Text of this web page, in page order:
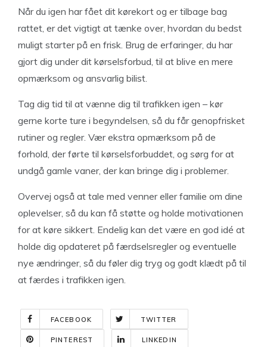
Når du igen har fået dit kørekort og er tilbage bag
rattet, er det vigtigt at tænke over, hvordan du bedst
muligt starter på en frisk. Brug de erfaringer, du har
gjort dig under dit kørselsforbud, til at blive en mere
opmærksom og ansvarlig bilist.
Tag dig tid til at vænne dig til trafikken igen – kør
gerne korte ture i begyndelsen, så du får genopfrisket
rutiner og regler. Vær ekstra opmærksom på de
forhold, der førte til kørselsforbuddet, og sørg for at
undgå gamle vaner, der kan bringe dig i problemer.
Overvej også at tale med venner eller familie om dine
oplevelser, så du kan få støtte og holde motivationen
for at køre sikkert. Endelig kan det være en god idé at
holde dig opdateret på færdselsregler og eventuelle
nye ændringer, så du føler dig tryg og godt klædt på til
at færdes i trafikken igen.
FACEBOOK TWITTER
PINTEREST LINKEDIN